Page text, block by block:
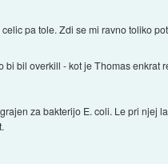
pa tole. Zdi se mi ravno toliko
bi bil overkill - kot je Thomas enkrat
za bakterijo E. coli. Le pri njej